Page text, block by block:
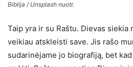
Biblija / Unsplash nuotr.
Taip yra ir su Raštu. Dievas siekia
veikiau atskleisti save. Jis rašo
sudarinėjame jo biografiją, bet